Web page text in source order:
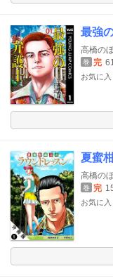
最強
高橋の
巻 完
お気に入
夏蜜
高橋の
巻 完
お気に入